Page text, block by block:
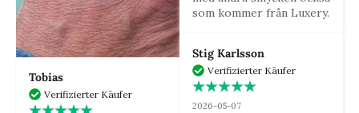
Tobias
Verifizierter Käufer
som kommer från Luxery.
Stig Karlsson
Verifizierter Käufer
2026-05-07